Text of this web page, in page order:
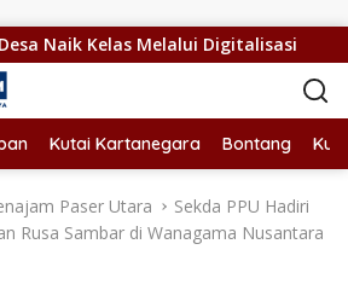
Kelas Melalui Digitalisasi
Kutai Kartanegara Bontang
Paser Utara
Sekda PPU Hadiri
Rusa Sambar di Wanagama Nusantara